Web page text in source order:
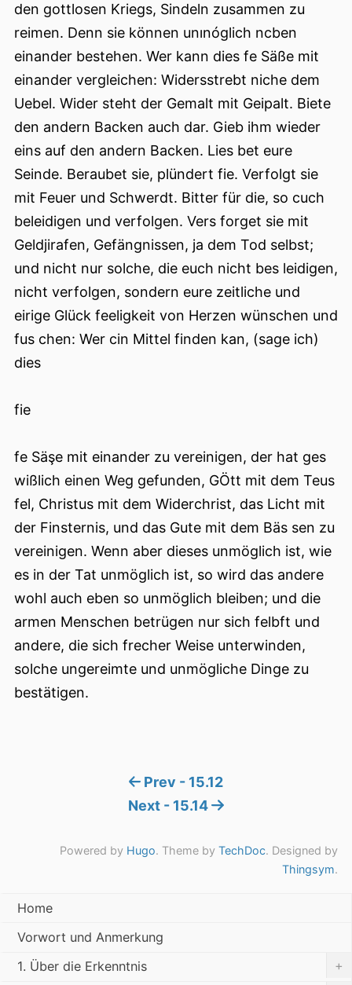
den gottlosen Kriegs, Sindeln zusammen zu
reimen. Denn sie können unınóglich ncben
einander bestehen. Wer kann dies fe Säße mit
einander vergleichen: Widersstrebt niche dem
Uebel. Wider steht der Gemalt mit Geipalt. Biete
den andern Backen auch dar. Gieb ihm wieder
eins auf den andern Backen. Lies bet eure
Seinde. Beraubet sie, plündert fie. Verfolgt sie
mit Feuer und Schwerdt. Bitter für die, so cuch
beleidigen und verfolgen. Vers forget sie mit
Geldjirafen, Gefängnissen, ja dem Tod selbst;
und nicht nur solche, die euch nicht bes leidigen,
nicht verfolgen, sondern eure zeitliche und
eirige Glück feeligkeit von Herzen wünschen und
fus chen: Wer cin Mittel finden kan, (sage ich)
dies
fie
fe Säşe mit einander zu vereinigen, der hat ges
wißlich einen Weg gefunden, GÖtt mit dem Teus
fel, Christus mit dem Widerchrist, das Licht mit
der Finsternis, und das Gute mit dem Bäs sen zu
vereinigen. Wenn aber dieses unmöglich ist, wie
es in der Tat unmöglich ist, so wird das andere
wohl auch eben so unmöglich bleiben; und die
armen Menschen betrügen nur sich felbft und
andere, die sich frecher Weise unterwinden,
solche ungereimte und unmögliche Dinge zu
bestätigen.
Prev - 15.12
Next - 15.14
Powered by Hugo. Theme by TechDoc. Designed by
Thingsym.
Home
Vorwort und Anmerkung
1. Über die Erkenntnis
+